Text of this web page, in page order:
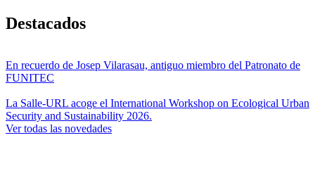
Destacados
En recuerdo de Josep Vilarasau, antiguo miembro del Patronato de
FUNITEC
La Salle-URL acoge el International Workshop on Ecological Urban
Security and Sustainability 2026.
Ver todas las novedades